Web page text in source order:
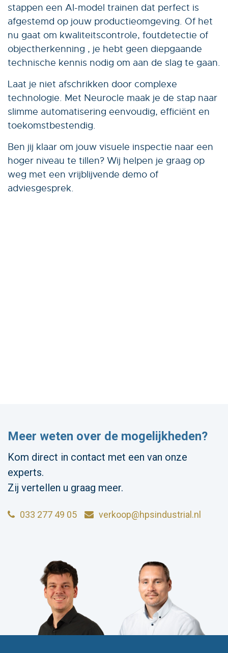
stappen een AI-model trainen dat perfect is
afgestemd op jouw productieomgeving. Of het
nu gaat om kwaliteitscontrole, foutdetectie of
objectherkenning , je hebt geen diepgaande
technische kennis nodig om aan de slag te gaan.
Laat je niet afschrikken door complexe
technologie. Met Neurocle maak je de stap naar
slimme automatisering eenvoudig, efficiënt en
toekomstbestendig.
Ben jij klaar om jouw visuele inspectie naar een
hoger niveau te tillen? Wij helpen je graag op
weg met een vrijblijvende demo of
adviesgesprek.
Meer weten over de mogelijkheden?
Kom direct in contact met een van onze
experts.
Zij vertellen u graag meer.
033 277 49 05 verkoop@hpsindustrial.nl